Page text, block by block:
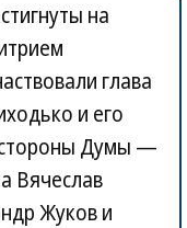
на
глава
и его
стороны Думы —
Вячеслав
Жуков и